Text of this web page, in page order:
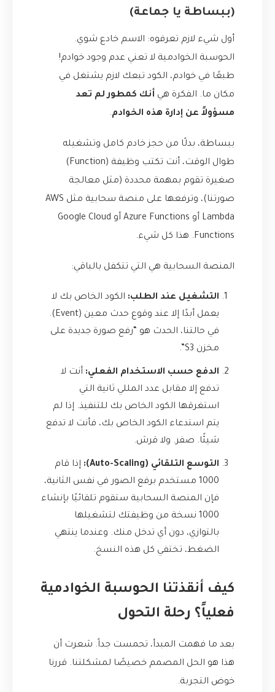
(ببساطة يا جماعة)
أول شيء لازم تعرفوه: الاسم خادع شوي.
الحوسبة الخوادمية لا تعني عدم وجود خوادم!
طبعًا في خوادم، الكود تبعك لازم يشتغل في
مكان ما. الفكرة هي أنك كمطور لم تعد
مسؤولاً عن إدارة هذه الخوادم.
ببساطة، بدلًا من حجز خادم كامل وتشغيله
طوال الوقت، أنت تكتب وظيفة (Function)
صغيرة تقوم بمهمة محددة (مثل معالجة
صورتنا)، وترفعها على منصة سحابية مثل AWS
Lambda أو Azure Functions أو Google Cloud
Functions. هذا كل شيء.
المنصة السحابية هي التي تتكفل بالباقي:
التشغيل عند الطلب: الكود الخاص بك لا
يعمل أبدًا إلا عند وقوع حدث معين (Event).
في حالتنا، الحدث هو “رفع صورة جديدة على
مخزن S3”.
الدفع حسب الاستخدام الفعلي: أنت لا
تدفع إلا مقابل عدد المللي ثانية التي
استغرقها الكود الخاص بك للتنفيذ. إذا لم
يتم استدعاء الكود الخاص بك، فأنت لا تدفع
شيئًا. صفر. ولا قرش.
التوسع التلقائي (Auto-Scaling):
إذا قام
1000 مستخدم برفع الصور في نفس الثانية،
فإن المنصة السحابية ستقوم تلقائيًا بإنشاء
1000 نسخة من وظيفتك لتشغيلها
بالتوازي، دون أي تدخل منك. وعندما ينتهي
الضغط، تختفي كل هذه النسخ.
كيف أنقذتنا الحوسبة الخوادمية
فعلياً؟ رحلة التحول
بعد ما فهمت المبدأ، تحمست جداً. شعرت أن
هذا هو الحل المصمم خصيصًا لمشكلتنا. قررنا
خوض التجربة.